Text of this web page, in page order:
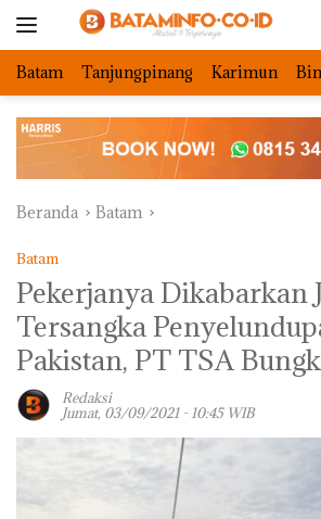
Batam Tanjungpinang Karimun
Beranda Batam
Batam
Pekerjanya Dikabarkan
Tersangka
Pakistan, PT TSA
Redaksi
Jumat, 03/09/2021 - 10:45 WIB